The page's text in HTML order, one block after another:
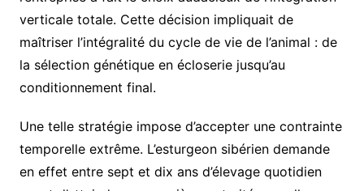
verticale totale. Cette décision impliquait de
maîtriser l’intégralité du cycle de vie de l’animal : de
la sélection génétique en écloserie jusqu’au
conditionnement final.
Une telle stratégie impose d’accepter une contrainte
temporelle extrême. L’esturgeon sibérien demande
en effet entre sept et dix ans d’élevage quotidien